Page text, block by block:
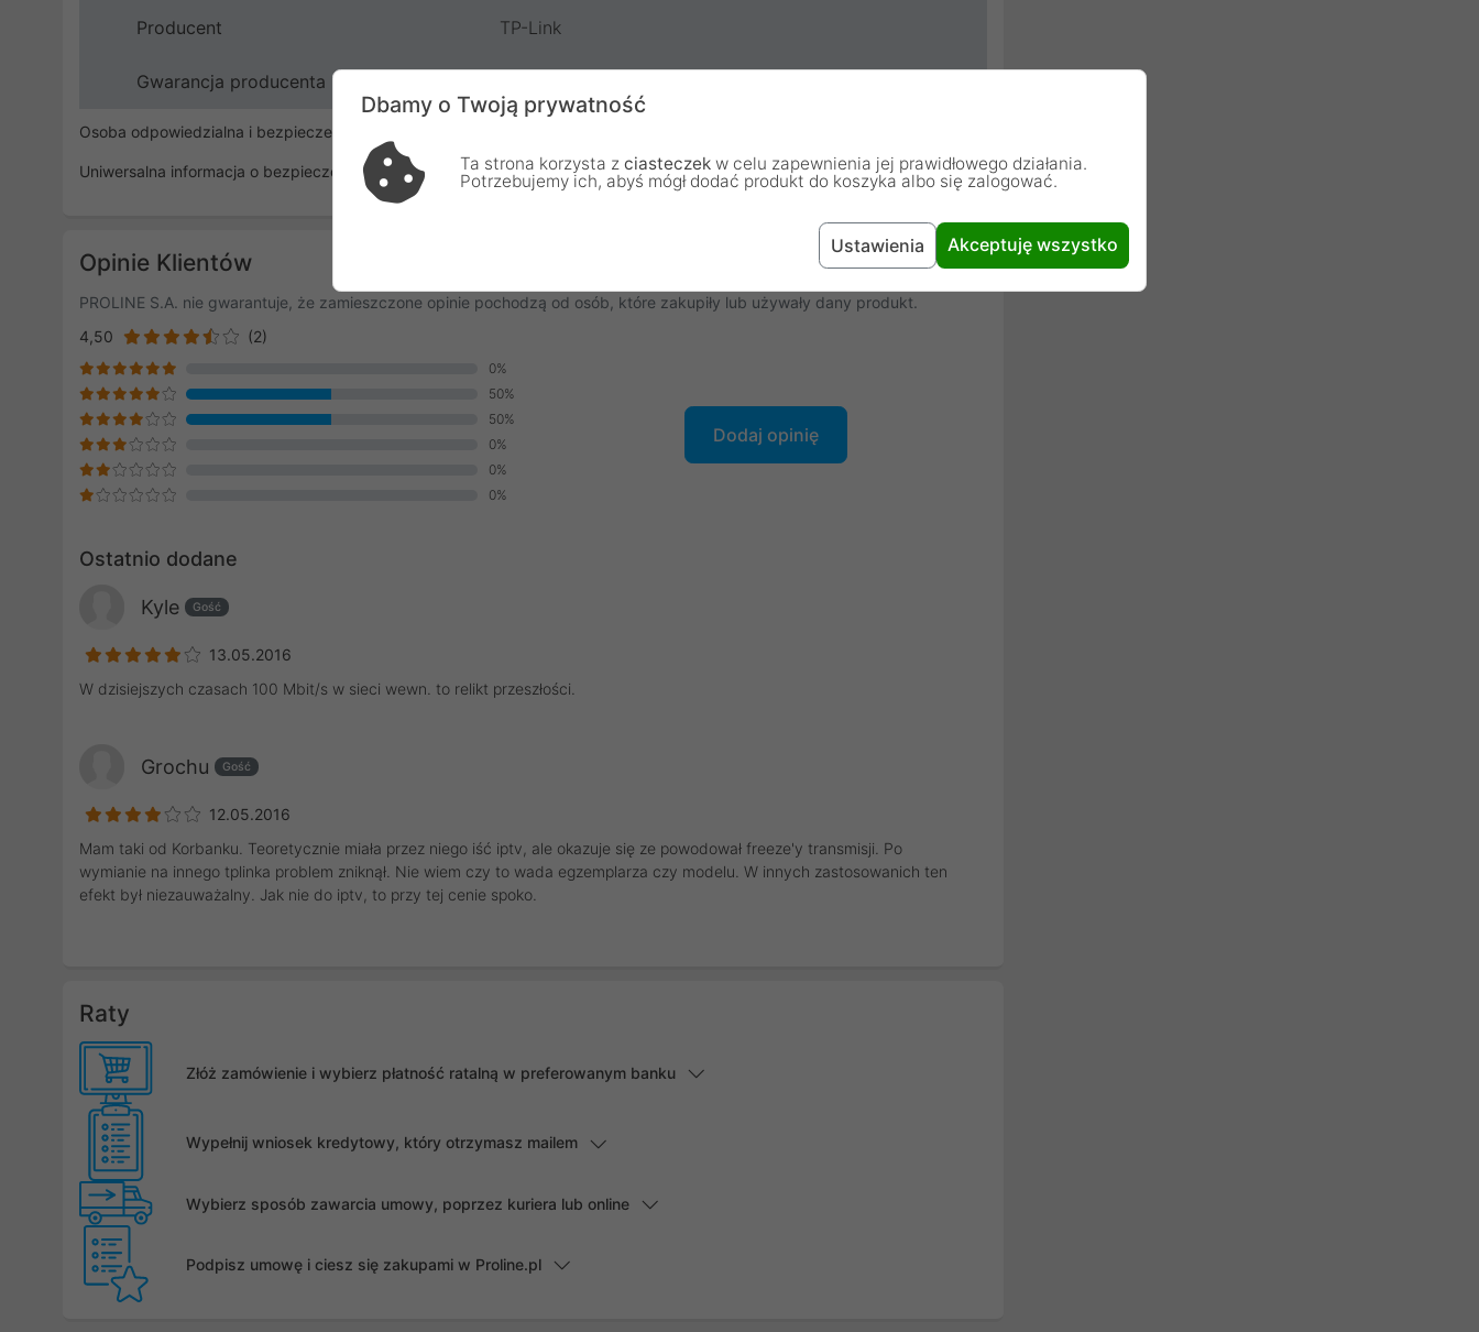
Producent TP-Link
Gwarancja producenta
Osoba odpowiedzialna i bezpieczeństwo
Uniwersalna informacja o bezpieczeństwie
Opinie Klientów
PROLINE S.A. nie gwarantuje, że zamieszczone opinie pochodzą od osób, które zakupiły lub używały dany produkt.
4,50
(2)
0%
50%
50%
0%
0%
0%
Dodaj opinię
Ostatnio dodane
Kyle Gość
13.05.2016
W dzisiejszych czasach 100 Mbit/s w sieci wewn. to relikt przeszłości.
Grochu Gość
12.05.2016
Mam taki od Korbanku. Teoretycznie miała przez niego iść iptv, ale okazuje się ze powodował freeze'y transmisji. Po
wymianie na innego tplinka problem zniknął. Nie wiem czy to wada egzemplarza czy modelu. W innych zastosowanich ten
efekt był niezauważalny. Jak nie do iptv, to przy tej cenie spoko.
Raty
Złóż zamówienie i wybierz płatność ratalną w preferowanym banku
Wypełnij wniosek kredytowy, który otrzymasz mailem
Wybierz sposób zawarcia umowy, poprzez kuriera lub online
Podpisz umowę i ciesz się zakupami w Proline.pl
Dbamy o Twoją prywatność
Ta strona korzysta z ciasteczek w celu zapewnienia jej prawidłowego działania.
Potrzebujemy ich, abyś mógł dodać produkt do koszyka albo się zalogować.
Ustawienia Akceptuję wszystko